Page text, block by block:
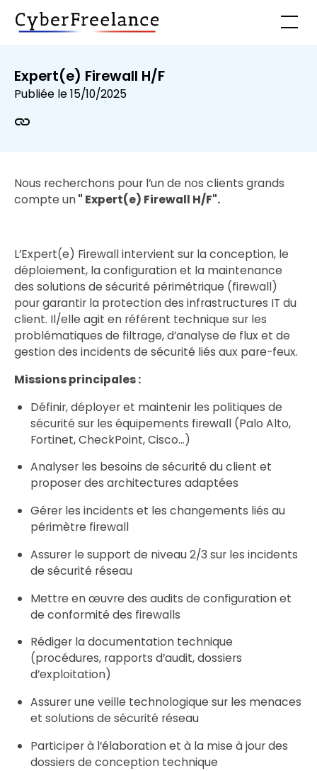
Expert(e) Firewall H/F
Publiée le15/10/2025
Nous recherchons pour l’un de nos clients grands
compte un" Expert(e) Firewall H/F".
L’Expert(e) Firewall intervient sur la conception, le
déploiement, la configuration et la maintenance
des solutions de sécurité périmétrique (firewall)
pour garantir la protection des infrastructures IT du
client. Il/elle agit en référent technique sur les
problématiques de filtrage, d’analyse de flux et de
gestion des incidents de sécurité liés aux pare-feux.
Missions principales :
Définir, déployer et maintenir les politiques de
sécurité sur les équipements firewall (Palo Alto,
Fortinet, CheckPoint, Cisco…)
Analyser les besoins de sécurité du client et
proposer des architectures adaptées
Gérer les incidents et les changements liés au
périmètre firewall
Assurer le support de niveau 2/3 sur les incidents
de sécurité réseau
Mettre en œuvre des audits de configuration et
de conformité des firewalls
Rédiger la documentation technique
(procédures, rapports d’audit, dossiers
d’exploitation)
Assurer une veille technologique sur les menaces
et solutions de sécurité réseau
Participer à l’élaboration et à la mise à jour des
dossiers de conception technique